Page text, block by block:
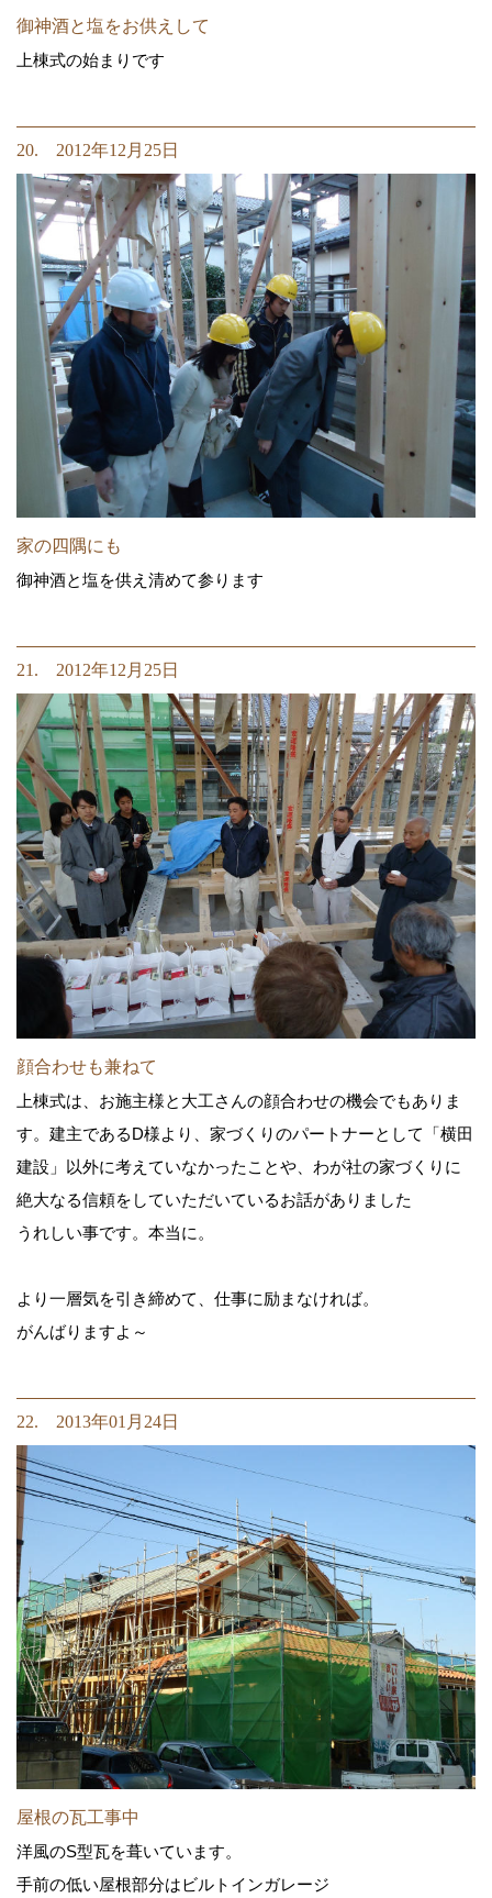
御神酒と塩をお供えして
上棟式の始まりです
20. 2012年12月25日
家の四隅にも
御神酒と塩を供え清めて参ります
21. 2012年12月25日
顔合わせも兼ねて
上棟式は、お施主様と大工さんの顔合わせの機会でもありま
す。建主であるD様より、家づくりのパートナーとして「横田
建設」以外に考えていなかったことや、わが社の家づくりに
絶大なる信頼をしていただいているお話がありました
うれしい事です。本当に。
より一層気を引き締めて、仕事に励まなければ。
がんばりますよ～
22. 2013年01月24日
屋根の瓦工事中
洋風のS型瓦を葺いています。
手前の低い屋根部分はビルトインガレージ